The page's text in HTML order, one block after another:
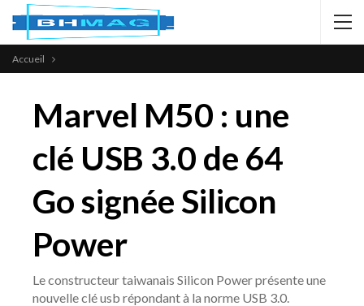
Accueil
Marvel M50 : une
clé USB 3.0 de 64
Go signée Silicon
Power
Le constructeur taiwanais Silicon Power présente une
nouvelle clé usb répondant à la norme USB 3.0.